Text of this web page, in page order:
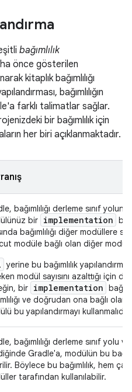
bağımlılık
önce gösterilen
kitaplık bağımlılığı
bağımlılığın
farklı talimatlar sağlar.
bir bağımlılık için
her biri açıklanmaktadır.
bağımlılığı derleme sınıf
bir implementation
bağımlılığı diğer modüllere
modüle bağlı olan diğer
yerine bu bağımlılık
modül sayısını azalttığı için
bir implementation
ve doğrudan ona bağlı
bu yapılandırmayı kullanmalıdır.
bağımlılığı derleme sınıf yolu
Gradle'a, modülün bu
Böylece bu bağımlılık, hem
tarafından kullanılabilir.